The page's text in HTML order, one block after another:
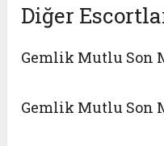
Diğer
Gemlik Mutlu Son
Gemlik Mutlu Son